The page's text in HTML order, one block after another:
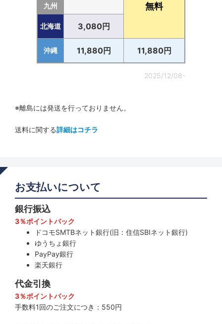
九州
無料
北海道 3,080円
沖縄 11,880円 11,880円
2025/12/08-
※離島には発送を行っておりません。
送料に関する詳細はコチラ
お支払いについて
銀行振込
3％ポイントバック
ドコモSMTBネット銀行(旧：住信SBIネット銀行)
ゆうちょ銀行
PayPay銀行
楽天銀行
代金引換
3％ポイントバック
手数料1回のご注文につき：550円